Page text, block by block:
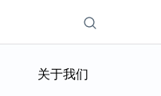
搜索表单
Search this
关于我们